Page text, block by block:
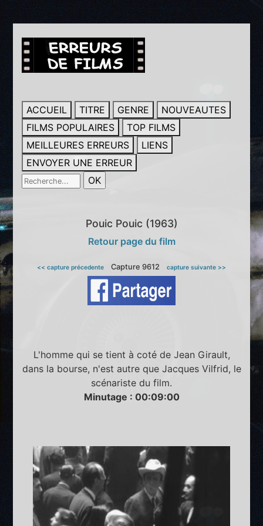
ACCUEIL TITRE GENRE
NOUVEAUTES
FILMS POPULAIRES
TOP FILMS
MEILLEURES ERREURS
LIENS
ENVOYER UNE ERREUR
Pouic Pouic (1963)
Retour page du film
<< capture précedente Capture 9612 capture suivante >>
L'homme qui se tient à coté de Jean Girault,
dans la bourse, n'est autre que Jacques Vilfrid, le
scénariste du film.
Minutage : 00:09:00